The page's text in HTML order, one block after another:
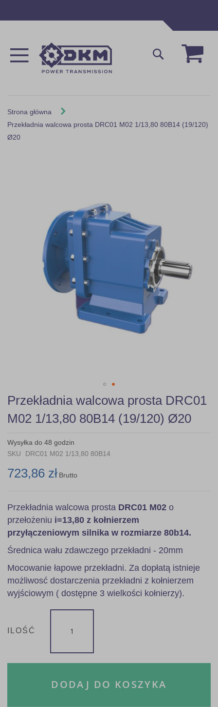
Mój
Szukaj
Strona główna
Przekładnia walcowa prosta DRC01 M02 1/13,80 80B14 (19/120)
Ø20
Skip
to
the
beginning
the
images
Przekładnia walcowa prosta DRC01
M02 1/13,80 80B14 (19/120) Ø20
Wysyłka do 48 godzin
SKU
DRC01 M02 1/13,80 80B14
723,86 zł Brutto
Przekładnia walcowa prosta DRC01 M02 o
przełożeniu i=13,80 z kołnierzem
przyłączeniowym silnika w rozmiarze 80b14.
Średnica wału zdawczego przekładni - 20mm
Mocowanie łapowe przekładni. Za dopłatą istnieje
możliwosć dostarczenia przekładni z kołnierzem
wyjściowym ( dostępne 3 wielkości kołnierzy).
ILOŚĆ
DODAJ DO KOSZYKA